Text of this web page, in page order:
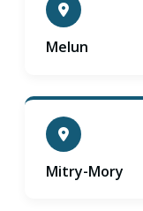
Melun
Mitry-Mory